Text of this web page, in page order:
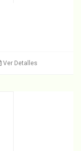
Ver Detalles